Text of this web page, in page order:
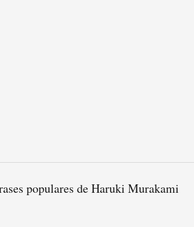
populares de Haruki Murakami